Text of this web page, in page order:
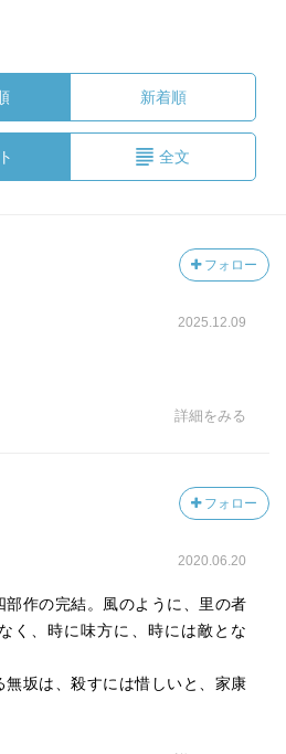
新着順
全文
フォロー
2025.12.09
詳細をみる
フォロー
2020.06.20
部作の完結。風のように、里の者
く、時に味方に、時には敵とな
無坂は、殺すには惜しいと、家康